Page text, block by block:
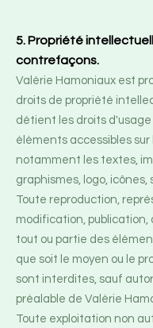
5. Propriété
contrefaçons.
Valérie Hamoniaux est
droits de propriété
détient les droits d'usage
éléments accessibles sur
notamment les textes,
graphismes, logo, icônes,
Toute reproduction,
modification,
tout ou partie des
que soit le moyen ou le
sont interdites, sauf
préalable de Valérie
Toute exploitation non